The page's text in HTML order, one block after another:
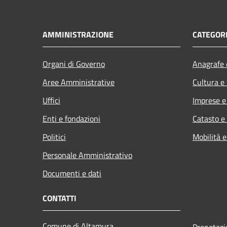
AMMINISTRAZIONE
Organi di Governo
Aree Amministrative
Uffici
Enti e fondazioni
Politici
Personale Amministrativo
Documenti e dati
Cultura
Imprese
Catasto
Mobilità
CONTATTI